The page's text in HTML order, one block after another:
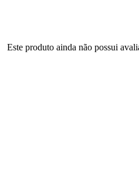
Este produto ainda não possui